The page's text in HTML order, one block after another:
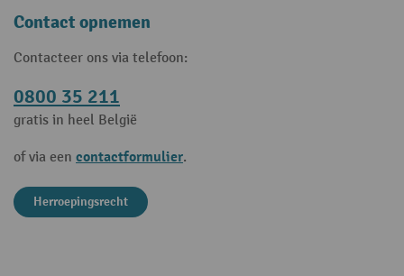
Contact opnemen
Contacteer ons via telefoon:
0800 35 211
gratis in heel België
of via een contactformulier.
Herroepingsrecht